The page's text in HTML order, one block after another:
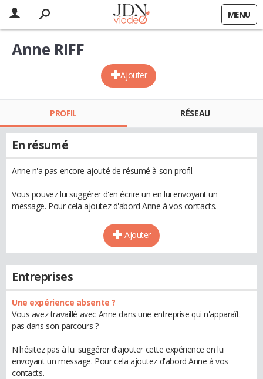
MENU
Ajouter
Anne RIFF
PROFIL RÉSEAU
En résumé
Anne n'a pas encore ajouté de résumé à son profil.
Vous pouvez lui suggérer d'en écrire un en lui envoyant un
message. Pour cela ajoutez d'abord Anne à vos contacts.
Ajouter
Entreprises
Une expérience absente ?
Vous avez travaillé avec Anne dans une entreprise qui n'apparaît
pas dans son parcours ?
N'hésitez pas à lui suggérer d'ajouter cette expérience en lui
envoyant un message. Pour cela ajoutez d'abord Anne à vos
contacts.